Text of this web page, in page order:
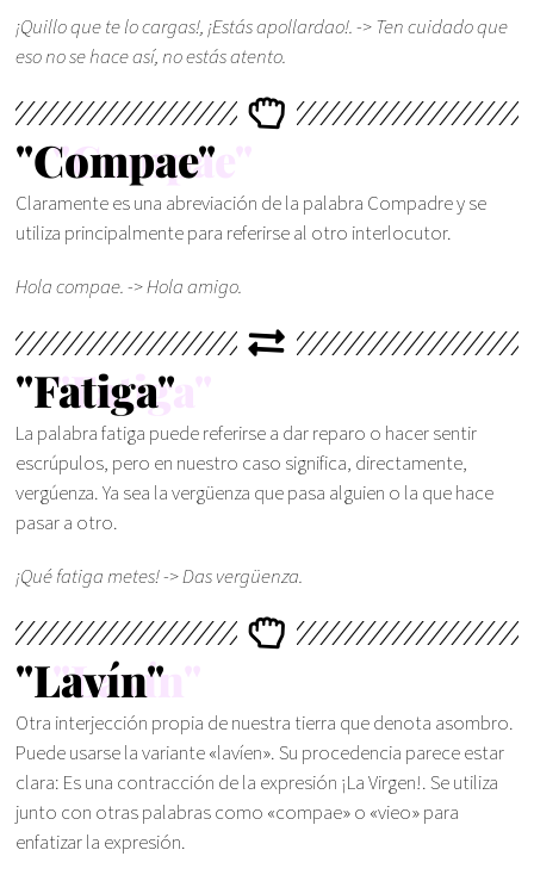
¡Quillo que te lo cargas!, ¡Estás apollardao!. -> Ten cuidado que
eso no se hace así, no estás atento.
"Compae"
Claramente es una abreviación de la palabra Compadre y se
utiliza principalmente para referirse al otro interlocutor.
Hola compae. -> Hola amigo.
"Fatiga"
La palabra fatiga puede referirse a dar reparo o hacer sentir
escrúpulos, pero en nuestro caso significa, directamente,
vergúenza. Ya sea la vergüenza que pasa alguien o la que hace
pasar a otro.
¡Qué fatiga metes! -> Das vergüenza.
"Lavín"
Otra interjección propia de nuestra tierra que denota asombro.
Puede usarse la variante «lavíen». Su procedencia parece estar
clara: Es una contracción de la expresión ¡La Virgen!. Se utiliza
junto con otras palabras como «compae» o «vieo» para
enfatizar la expresión.